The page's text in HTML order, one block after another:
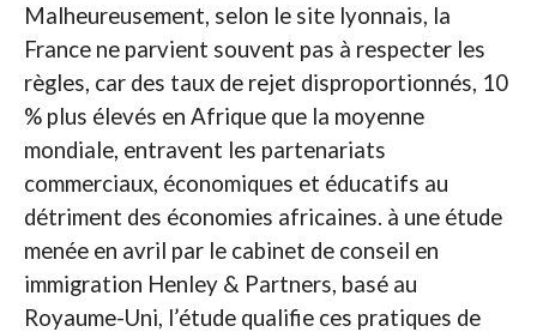
Malheureusement, selon le site lyonnais, la
France ne parvient souvent pas à respecter les
règles, car des taux de rejet disproportionnés, 10
% plus élevés en Afrique que la moyenne
mondiale, entravent les partenariats
commerciaux, économiques et éducatifs au
détriment des économies africaines. à une étude
menée en avril par le cabinet de conseil en
immigration Henley & Partners, basé au
Royaume-Uni, l’étude qualifie ces pratiques de